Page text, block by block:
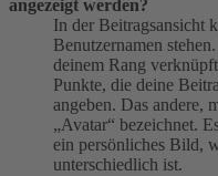
angezeigt werden?
In der Beitragsansicht
Benutzernamen
deinem Rang
Punkte, die deine
angeben. Das andere,
„Avatar“ bezeichnet.
ein persönliches Bild,
unterschiedlich ist.